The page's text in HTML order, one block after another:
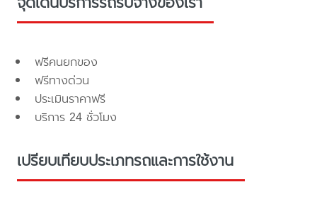
ฟรีคนยกของ
ฟรีทางด่วน
ประเมินราคาฟรี
บริการ 24 ชั่วโมง
เปรียบเทียบประเภทรถและการใช้งาน